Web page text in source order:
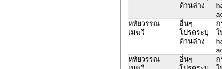
ด้านล่าง
หทัยวรรณ
เมฆวี
อื่นๆ
โปรดระบุ
ด้านล่าง
ก
ใ
หทัยวรรณ
อื่นๆ
ก